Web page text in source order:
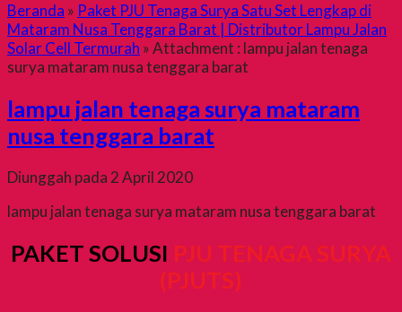
Beranda » Paket PJU Tenaga Surya Satu Set Lengkap di
Mataram Nusa Tenggara Barat | Distributor Lampu Jalan
Solar Cell Termurah » Attachment : lampu jalan tenaga
surya mataram nusa tenggara barat
lampu jalan tenaga surya mataram
nusa tenggara barat
Diunggah pada 2 April 2020
lampu jalan tenaga surya mataram nusa tenggara barat
PAKET SOLUSI PJU TENAGA SURYA
(PJUTS)